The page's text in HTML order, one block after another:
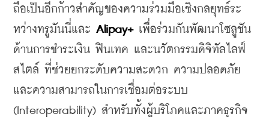
ถือเป็นอีกก้าวสำคัญของความร่วมมือเชิงกลยุทธ์ระ
หว่างทรูมันนี่และ Alipay+ เพื่อร่วมกันพัฒนาโซลูชัน
ด้านการชำระเงิน ฟินเทค และนวัตกรรมดิจิทัลไลฟ์
สไตล์ ที่ช่วยยกระดับความสะดวก ความปลอดภัย
และความสามารถในการเชื่อมต่อระบบ
(Interoperability) สำหรับทั้งผู้บริโภคและภาคธุรกิจ